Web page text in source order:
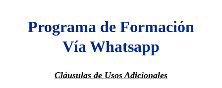
Programa de Formación
Vía Whatsapp
Cláusulas de Usos Adicionales